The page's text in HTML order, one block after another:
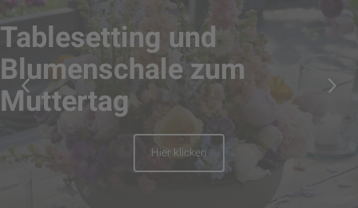
Tablesetting und
Blumenschale zum
Muttertag
Hier klicken